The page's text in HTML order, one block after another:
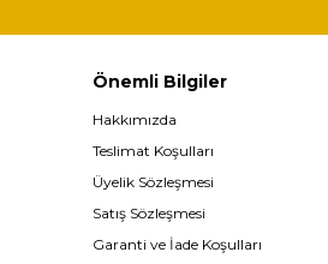
Önemli Bilgiler
Hakkımızda
Teslimat Koşulları
Üyelik Sözleşmesi
Satış Sözleşmesi
Garanti ve İade Koşulları